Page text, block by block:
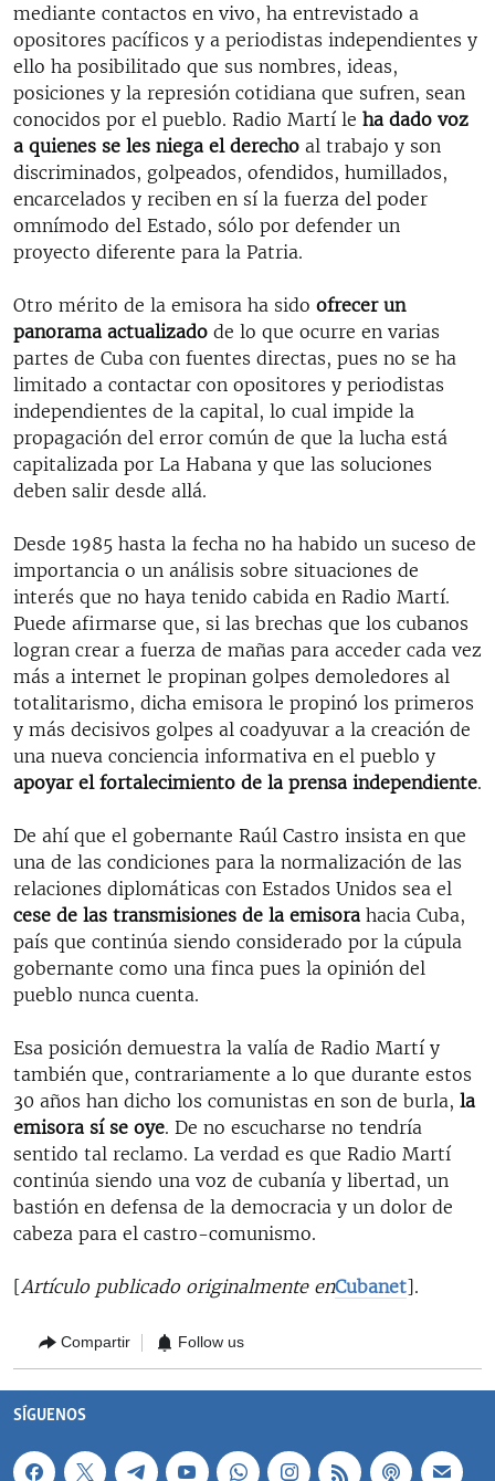
mediante contactos en vivo, ha entrevistado a
opositores pacíficos y a periodistas independientes y
ello ha posibilitado que sus nombres, ideas,
posiciones y la represión cotidiana que sufren, sean
conocidos por el pueblo. Radio Martí le ha dado voz
a quienes se les niega el derecho al trabajo y son
discriminados, golpeados, ofendidos, humillados,
encarcelados y reciben en sí la fuerza del poder
omnímodo del Estado, sólo por defender un
proyecto diferente para la Patria.
Otro mérito de la emisora ha sido ofrecer un
panorama actualizado de lo que ocurre en varias
partes de Cuba con fuentes directas, pues no se ha
limitado a contactar con opositores y periodistas
independientes de la capital, lo cual impide la
propagación del error común de que la lucha está
capitalizada por La Habana y que las soluciones
deben salir desde allá.
Desde 1985 hasta la fecha no ha habido un suceso de
importancia o un análisis sobre situaciones de
interés que no haya tenido cabida en Radio Martí.
Puede afirmarse que, si las brechas que los cubanos
logran crear a fuerza de mañas para acceder cada vez
más a internet le propinan golpes demoledores al
totalitarismo, dicha emisora le propinó los primeros
y más decisivos golpes al coadyuvar a la creación de
una nueva conciencia informativa en el pueblo y
apoyar el fortalecimiento de la prensa independiente.
De ahí que el gobernante Raúl Castro insista en que
una de las condiciones para la normalización de las
relaciones diplomáticas con Estados Unidos sea el
cese de las transmisiones de la emisora hacia Cuba,
país que continúa siendo considerado por la cúpula
gobernante como una finca pues la opinión del
pueblo nunca cuenta.
Esa posición demuestra la valía de Radio Martí y
también que, contrariamente a lo que durante estos
30 años han dicho los comunistas en son de burla, la
emisora sí se oye. De no escucharse no tendría
sentido tal reclamo. La verdad es que Radio Martí
continúa siendo una voz de cubanía y libertad, un
bastión en defensa de la democracia y un dolor de
cabeza para el castro-comunismo.
[Artículo publicado originalmente enCubanet].
Compartir Follow us
SÍGUENOS